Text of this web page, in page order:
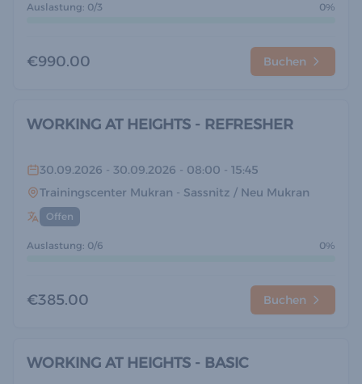
Auslastung: 0/3 0%
€990.00 Buchen
WORKING AT HEIGHTS - REFRESHER
30.09.2026 - 30.09.2026 - 08:00 - 15:45
Trainingscenter Mukran - Sassnitz / Neu Mukran
Offen
Auslastung: 0/6 0%
€385.00 Buchen
WORKING AT HEIGHTS - BASIC